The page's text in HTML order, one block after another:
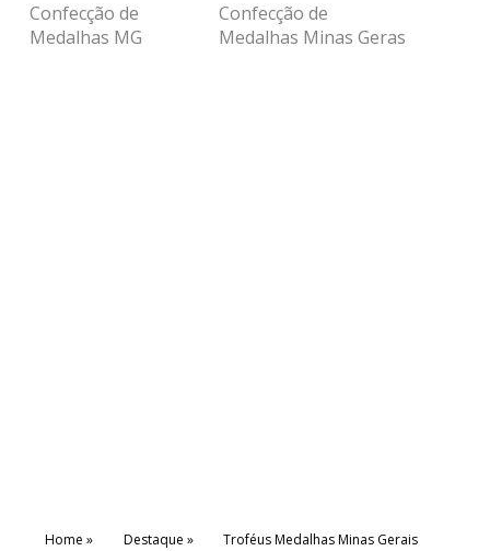
Confecção de
Medalhas MG
Confecção de
Medalhas Minas Geras
Home Destaque Troféus Medalhas Minas Gerais